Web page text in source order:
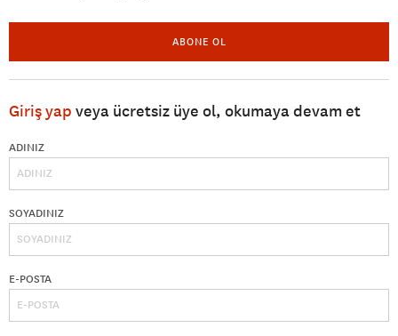
ABONE OL
Giriş yap veya ücretsiz üye ol, okumaya devam et
ADINIZ
SOYADINIZ
E-POSTA